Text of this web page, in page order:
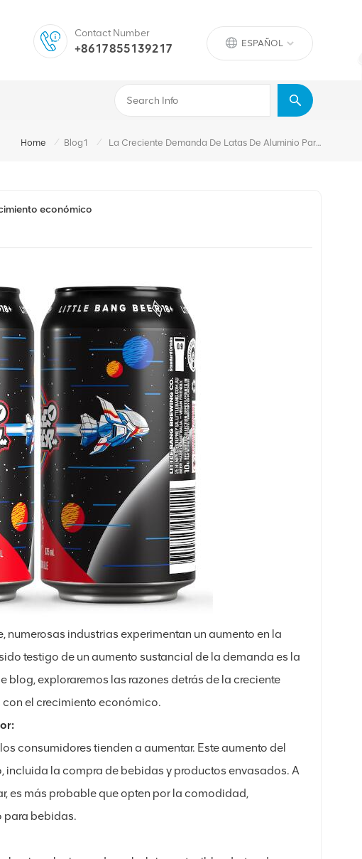
ESPAÑOL
Contact Number
+8617855139217
Home / Blog1 / La Creciente Demanda De Latas De Aluminio Para Bebidas Con Crecimiento Económico
económico
industrias experimentan un aumento en la
testigo de un aumento sustancial de la demanda es la
blog, exploraremos las razones detrás de la creciente
el crecimiento económico.
consumidores tienden a aumentar. Este aumento del
la compra de bebidas y productos envasados. A
es más probable que opten por la comodidad,
para bebidas.